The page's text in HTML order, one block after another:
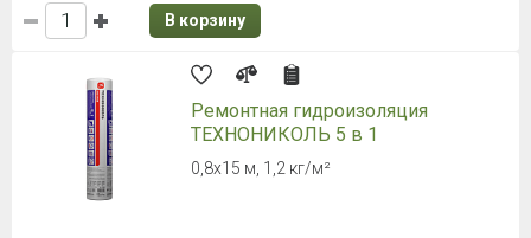
В корзину
Ремонтная гидроизоляция
ТЕХНОНИКОЛЬ 5 в 1
0,8х15 м, 1,2 кг/м²